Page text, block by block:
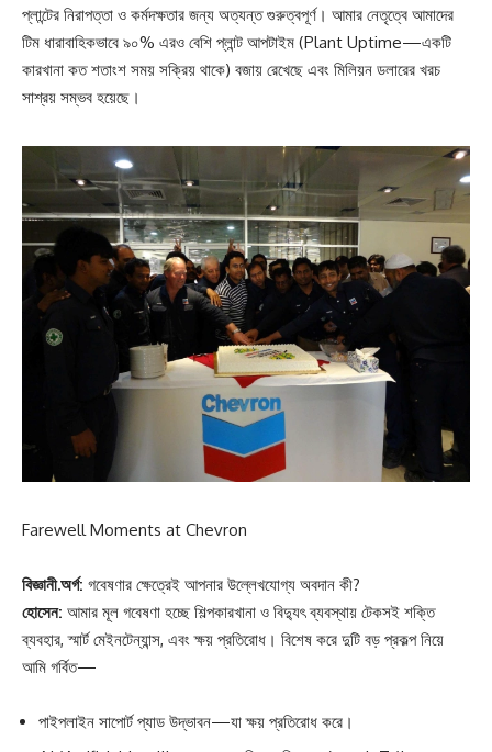
প্লান্টের নিরাপত্তা ও কর্মদক্ষতার জন্য অত্যন্ত গুরুত্বপূর্ণ। আমার নেতৃত্বে আমাদের
টিম ধারাবাহিকভাবে ৯০% এরও বেশি প্লান্ট আপটাইম (Plant Uptime—একটি
কারখানা কত শতাংশ সময় সক্রিয় থাকে) বজায় রেখেছে এবং মিলিয়ন ডলারের খরচ
সাশ্রয় সম্ভব হয়েছে।
Farewell Moments at Chevron
বিজ্ঞানী.অর্গ: গবেষণার ক্ষেত্রেই আপনার উল্লেখযোগ্য অবদান কী?
হোসেন: আমার মূল গবেষণা হচ্ছে শিল্পকারখানা ও বিদ্যুৎ ব্যবস্থায় টেকসই শক্তি
ব্যবহার, স্মার্ট মেইনটেন্যান্স, এবং ক্ষয় প্রতিরোধ। বিশেষ করে দুটি বড় প্রকল্প নিয়ে
আমি গর্বিত—
পাইপলাইন সাপোর্ট প্যাড উদ্ভাবন—যা ক্ষয় প্রতিরোধ করে।